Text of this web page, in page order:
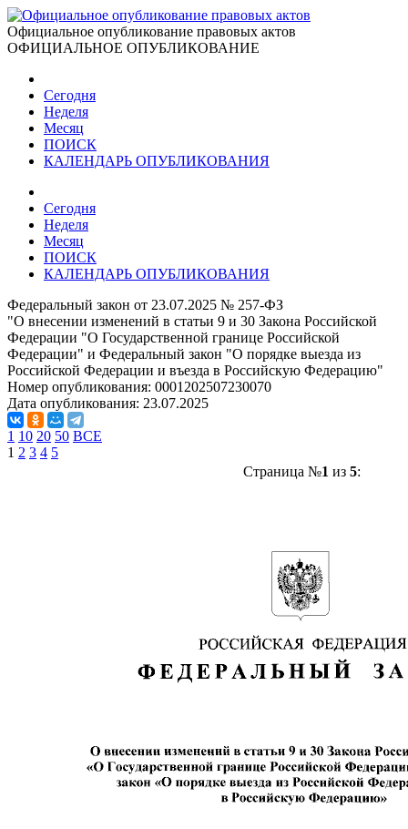
Официальное опубликование правовых актов
ОФИЦИАЛЬНОЕ ОПУБЛИКОВАНИЕ
Сегодня
Неделя
Месяц
ПОИСК
КАЛЕНДАРЬ ОПУБЛИКОВАНИЯ
Сегодня
Неделя
Месяц
ПОИСК
КАЛЕНДАРЬ ОПУБЛИКОВАНИЯ
Федеральный закон от 23.07.2025 № 257-ФЗ
"О внесении изменений в статьи 9 и 30 Закона Российской
Федерации "О Государственной границе Российской
Федерации" и Федеральный закон "О порядке выезда из
Российской Федерации и въезда в Российскую Федерацию"
Номер опубликования: 0001202507230070
Дата опубликования: 23.07.2025
1 10 20 50 ВСЕ
1 2 3 4 5
Страница №1 из 5: